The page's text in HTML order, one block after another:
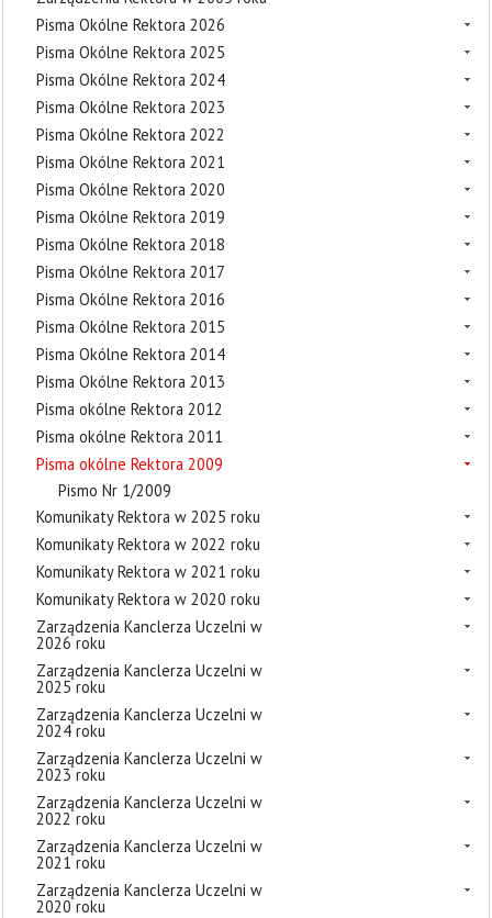
Pisma Okólne Rektora 2026
Pisma Okólne Rektora 2025
Pisma Okólne Rektora 2024
Pisma Okólne Rektora 2023
Pisma Okólne Rektora 2022
Pisma Okólne Rektora 2021
Pisma Okólne Rektora 2020
Pisma Okólne Rektora 2019
Pisma Okólne Rektora 2018
Pisma Okólne Rektora 2017
Pisma Okólne Rektora 2016
Pisma Okólne Rektora 2015
Pisma Okólne Rektora 2014
Pisma Okólne Rektora 2013
Pisma okólne Rektora 2012
Pisma okólne Rektora 2011
Pisma okólne Rektora 2009
Pismo Nr 1/2009
Komunikaty Rektora w 2025 roku
Komunikaty Rektora w 2022 roku
Komunikaty Rektora w 2021 roku
Komunikaty Rektora w 2020 roku
Zarządzenia Kanclerza Uczelni w
2026 roku
Zarządzenia Kanclerza Uczelni w
2025 roku
Zarządzenia Kanclerza Uczelni w
2024 roku
Zarządzenia Kanclerza Uczelni w
2023 roku
Zarządzenia Kanclerza Uczelni w
2022 roku
Zarządzenia Kanclerza Uczelni w
2021 roku
Zarządzenia Kanclerza Uczelni w
2020 roku